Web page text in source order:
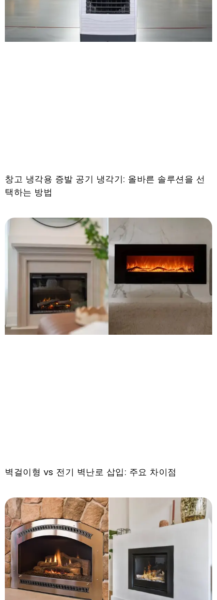
창고 냉각용 증발 공기 냉각기: 올바른 솔루션을 선
택하는 방법
벽걸이형 vs 전기 벽난로 삽입: 주요 차이점